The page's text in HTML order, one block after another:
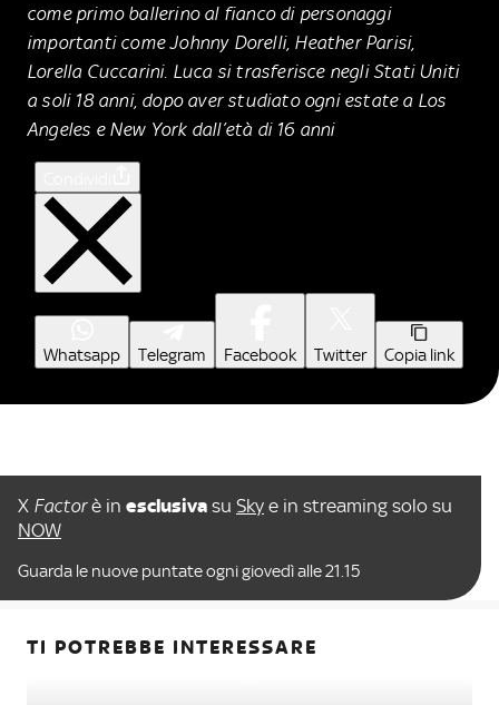
come primo ballerino al fianco di personaggi
importanti come Johnny Dorelli, Heather Parisi,
Lorella Cuccarini. Luca si trasferisce negli Stati Uniti
a soli 18 anni, dopo aver studiato ogni estate a Los
Angeles e New York dall’età di 16 anni
Whatsapp Telegram Facebook Twitter Copia link
X Factorè in esclusiva su Sky e in streaming solo su
NOW
Guarda le nuove puntate ogni giovedì alle 21.15
TI POTREBBE INTERESSARE